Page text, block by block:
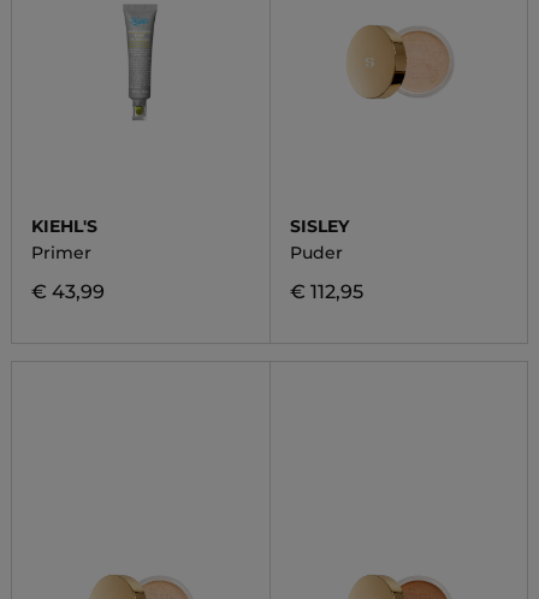
KIEHL'S
Primer
€ 43,99
SISLEY
Puder
€ 112,95